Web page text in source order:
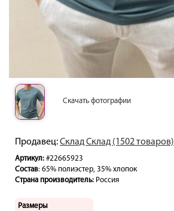
Скачать фотографии
Продавец:Склад Склад (1502 товаров)
Артикул: #22665923
Состав: 65% полиэстер, 35% хлопок
Страна производитель: Россия
Размеры